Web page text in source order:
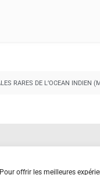
Pour offrir les meilleures